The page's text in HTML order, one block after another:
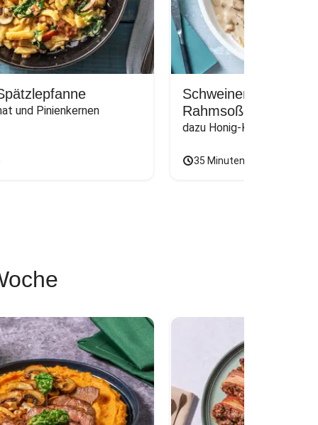
und Pinienkernen
Schweinemedaillons
Rahmsoße
dazu Honig-Karotten und
35 Minuten